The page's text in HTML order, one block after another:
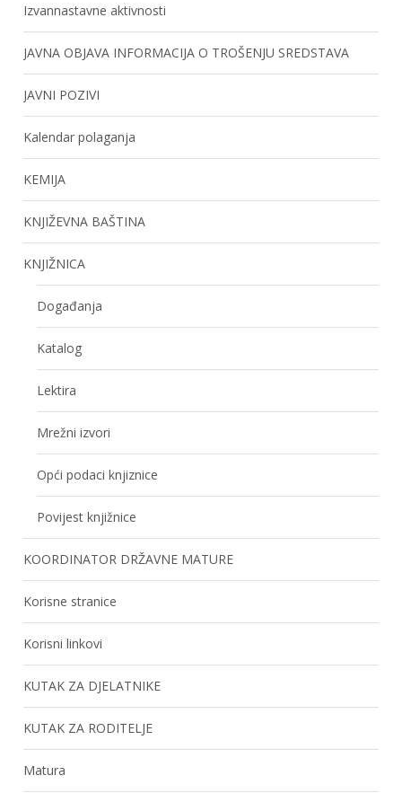
Izvannastavne aktivnosti
JAVNA OBJAVA INFORMACIJA O TROŠENJU SREDSTAVA
JAVNI POZIVI
Kalendar polaganja
KEMIJA
KNJIŽEVNA BAŠTINA
KNJIŽNICA
Događanja
Katalog
Lektira
Mrežni izvori
Opći podaci knjiznice
Povijest knjižnice
KOORDINATOR DRŽAVNE MATURE
Korisne stranice
Korisni linkovi
KUTAK ZA DJELATNIKE
KUTAK ZA RODITELJE
Matura